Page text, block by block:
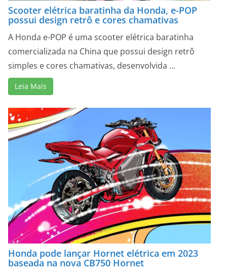
Scooter elétrica baratinha da Honda, e-POP
possui design retrô e cores chamativas
A Honda e-POP é uma scooter elétrica baratinha
comercializada na China que possui design retrô
simples e cores chamativas, desenvolvida ...
Leia Mais
Honda pode lançar Hornet elétrica em 2023
baseada na nova CB750 Hornet